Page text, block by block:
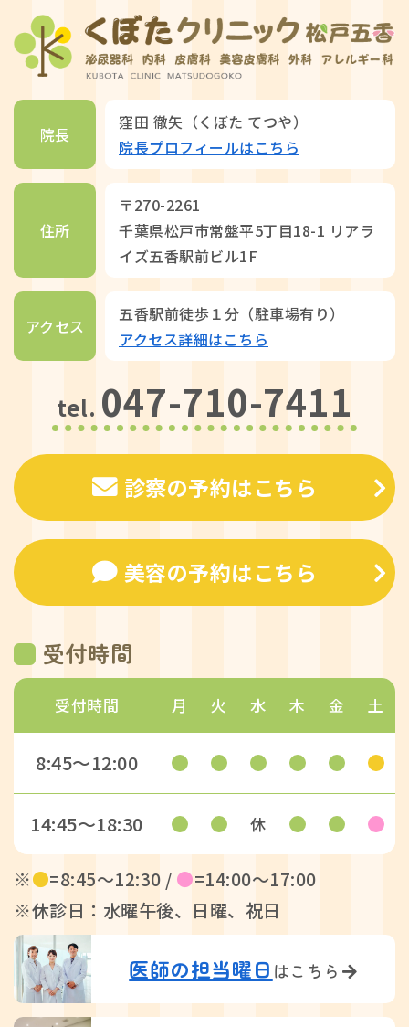
院長
窪田 徹矢（くぼた てつや）
院長プロフィールはこちら
住所
〒270-2261
千葉県松戸市常盤平5丁目18-1 リアラ
イズ五香駅前ビル1F
アクセス
五香駅前徒歩１分（駐車場有り）
アクセス詳細はこちら
tel. 047-710-7411
診察の予約はこちら
美容の予約はこちら
受付時間
受付時間 月 火 水 木 金 土
8:45〜12:00
14:45〜18:30 休
※●=8:45〜12:30 / ●=14:00〜17:00
※休診日：水曜午後、日曜、祝日
医師の担当曜日 はこちら